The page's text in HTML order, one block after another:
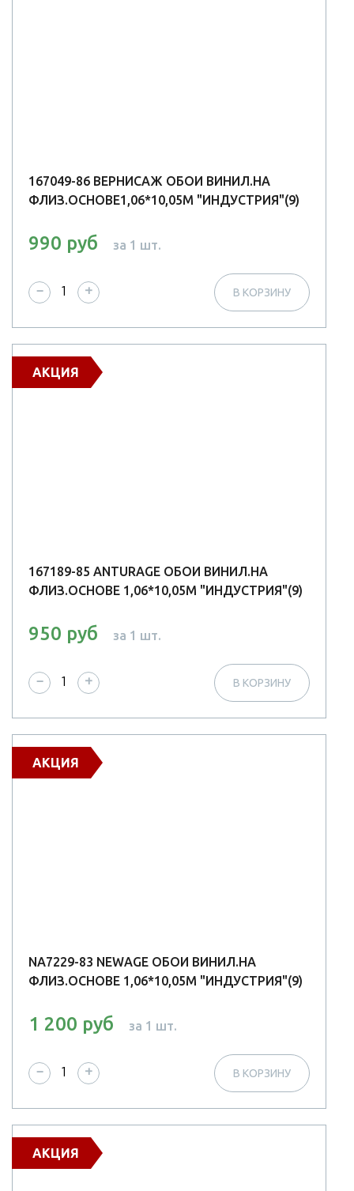
167049-86 ВЕРНИСАЖ ОБОИ ВИНИЛ.НА
ФЛИЗ.ОСНОВЕ1,06*10,05М "ИНДУСТРИЯ"(9)
990 руб за 1 шт.
− + В КОРЗИНУ
АКЦИЯ
167189-85 ANTURAGE ОБОИ ВИНИЛ.НА
ФЛИЗ.ОСНОВЕ 1,06*10,05М "ИНДУСТРИЯ"(9)
950 руб за 1 шт.
− + В КОРЗИНУ
АКЦИЯ
NA7229-83 NEWAGE ОБОИ ВИНИЛ.НА
ФЛИЗ.ОСНОВЕ 1,06*10,05М "ИНДУСТРИЯ"(9)
1 200 руб за 1 шт.
− + В КОРЗИНУ
АКЦИЯ